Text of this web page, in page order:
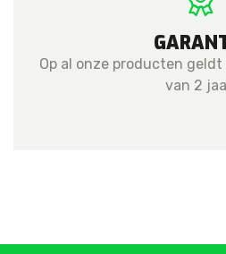
Op al onze producten
van 2